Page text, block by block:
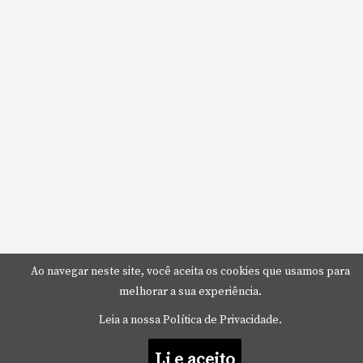
Ao navegar neste site, você aceita os cookies que usamos para
melhorar a sua experiência.
Leia a nossa Política de Privacidade.